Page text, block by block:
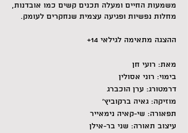
משמעות החיים ומעלה תכנים קשים כמו אובדנות,
מחלות נפשיות ופגיעה עצמית שנחקרים לעומק.
ההצגה מתאימה לגילאי 14+
מאת: רועי חן
בימוי: רוני אסולין
דרמטורג: ערן הוכברג
מוזיקה: גאיה ברקוביץ׳
תפאורה: שי-קאיה נימאייר
עיצוב תאורה: שני בר-אילן